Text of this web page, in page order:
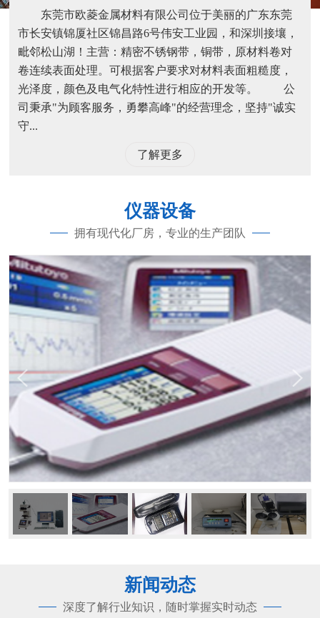
东莞市欧菱金属材料有限公司位于美丽的广东东莞
市长安镇锦厦社区锦昌路6号伟安工业园，和深圳接壤，
毗邻松山湖！主营：精密不锈钢带，铜带，原材料卷对
卷连续表面处理。可根据客户要求对材料表面粗糙度，
光泽度，颜色及电气化特性进行相应的开发等。 公
司秉承"为顾客服务，勇攀高峰"的经营理念，坚持"诚实
守...
了解更多
仪器设备
拥有现代化厂房，专业的生产团队
新闻动态
深度了解行业知识，随时掌握实时动态